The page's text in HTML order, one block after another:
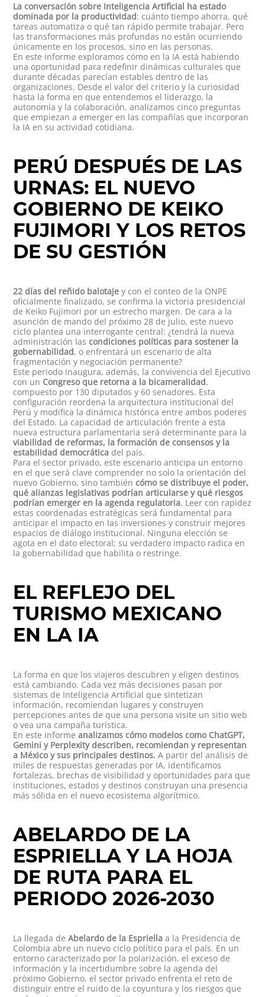
La conversación sobre Inteligencia Artificial ha estado
dominada por la productividad: cuánto tiempo ahorra, qué
tareas automatiza o qué tan rápido permite trabajar. Pero
las transformaciones más profundas no están ocurriendo
únicamente en los procesos, sino en las personas.
En este informe exploramos cómo en la IA está habiendo
una oportunidad para redefinir dinámicas culturales que
durante décadas parecían estables dentro de las
organizaciones. Desde el valor del criterio y la curiosidad
hasta la forma en que entendemos el liderazgo, la
autonomía y la colaboración, analizamos cinco preguntas
que empiezan a emerger en las compañías que incorporan
la IA en su actividad cotidiana.
PERÚ DESPUÉS DE LAS
URNAS: EL NUEVO
GOBIERNO DE KEIKO
FUJIMORI Y LOS RETOS
DE SU GESTIÓN
22 días del reñido balotaje y con el conteo de la ONPE
oficialmente finalizado, se confirma la victoria presidencial
de Keiko Fujimori por un estrecho margen. De cara a la
asunción de mando del próximo 28 de julio, este nuevo
ciclo plantea una interrogante central: ¿tendrá la nueva
administración lascondiciones políticas para sostener la
gobernabilidad, o enfrentará un escenario de alta
fragmentación y negociación permanente?
Este periodo inaugura, además, la convivencia del Ejecutivo
con un Congreso que retorna a la bicameralidad,
compuesto por 130 diputados y 60 senadores. Esta
configuración reordena la arquitectura institucional del
Perú y modifica la dinámica histórica entre ambos poderes
del Estado. La capacidad de articulación frente a esta
nueva estructura parlamentaria será determinante para la
viabilidad de reformas, la formación de consensos y la
estabilidad democrática del país.
Para el sector privado, este escenario anticipa un entorno
en el que será clave comprender no solo la orientación del
nuevo Gobierno, sino tambiéncómo se distribuye el poder,
qué alianzas legislativas podrían articularse y qué riesgos
podrían emerger en la agenda regulatoria. Leer con rapidez
estas coordenadas estratégicas será fundamental para
anticipar el impacto en las inversiones y construir mejores
espacios de diálogo institucional. Ninguna elección se
agota en el dato electoral; su verdadero impacto radica en
la gobernabilidad que habilita o restringe.
EL REFLEJO DEL
TURISMO MEXICANO
EN LA IA
La forma en que los viajeros descubren y eligen destinos
está cambiando. Cada vez más decisiones pasan por
sistemas de Inteligencia Artificial que sintetizan
información, recomiendan lugares y construyen
percepciones antes de que una persona visite un sitio web
o vea una campaña turística.
En este informeanalizamos cómo modelos como ChatGPT,
Gemini y Perplexity describen, recomiendan y representan
a México y sus principales destinos. A partir del análisis de
miles de respuestas generadas por IA, identificamos
fortalezas, brechas de visibilidad y oportunidades para que
instituciones, estados y destinos construyan una presencia
más sólida en el nuevo ecosistema algorítmico.
ABELARDO DE LA
ESPRIELLA Y LA HOJA
DE RUTA PARA EL
PERIODO 2026-2030
La llegada deAbelardo de la Espriella a la Presidencia de
Colombia abre un nuevo ciclo político para el país. En un
entorno caracterizado por la polarización, el exceso de
información y la incertidumbre sobre la agenda del
próximo Gobierno, el sector privado enfrenta el reto de
distinguir entre el ruido de la coyuntura y los riesgos que